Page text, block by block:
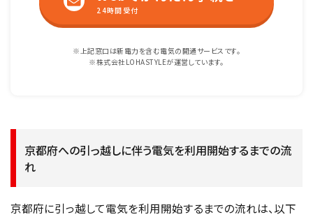
24時間受付
※上記窓口は新電力を含む電気の開通サービスです。
※株式会社LOHASTYLEが運営しています。
京都府への引っ越しに伴う電気を利用開始するまでの流
れ
京都府に引っ越して電気を利用開始するまでの流れは、以下